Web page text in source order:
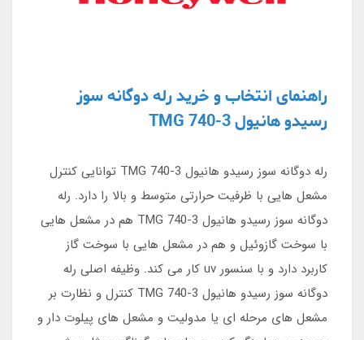
راهنمای انتخاب و خرید رله دوگانه سوز
رسیدو هانیول TMG 740-3
رله دوگانه سوز رسیدو هانیول TMG 740-3 توانایی کنترل
مشعل هایی با ظرفیت حرارتی متوسط و بالا را دارد. رله
دوگانه سوز رسیدو هانیول TMG 740-3 هم در مشعل هایی
با سوخت گازوئیل و هم در مشعل هایی با سوخت گاز
کاربرد دارد و با سنسور uv کار می کند. وظیفه اصلی رله
دوگانه سوز رسیدو هانیول TMG 740-3 کنترل و نظارت بر
مشعل های مرحله ای یا مدولیت و مشعل های پیلوت دار و